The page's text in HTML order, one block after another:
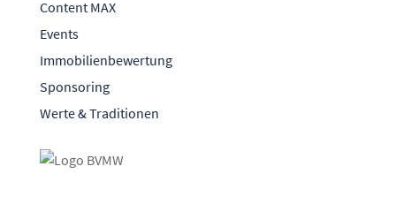
Content MAX
Events
Immobilienbewertung
Sponsoring
Werte & Traditionen